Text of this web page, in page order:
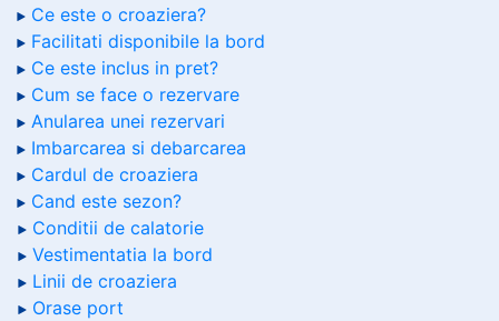
Ce este o croaziera?
Facilitati disponibile la bord
Ce este inclus in pret?
Cum se face o rezervare
Anularea unei rezervari
Imbarcarea si debarcarea
Cardul de croaziera
Cand este sezon?
Conditii de calatorie
Vestimentatia la bord
Linii de croaziera
Orase port